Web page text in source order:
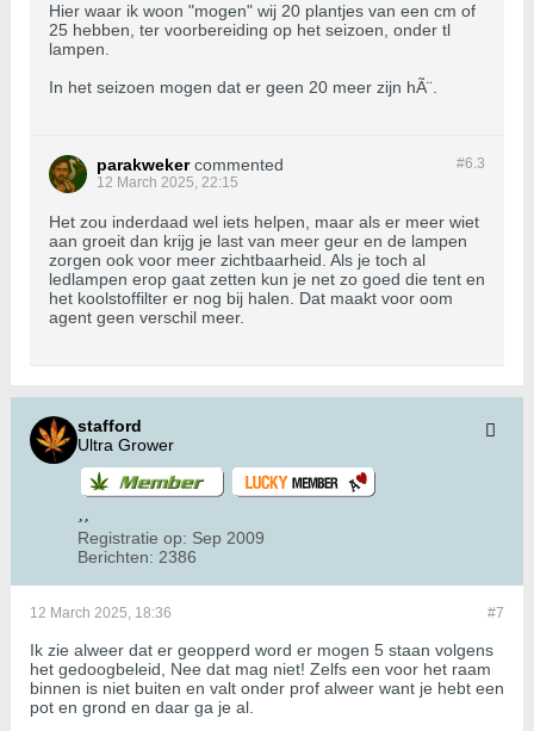
Hier waar ik woon "mogen" wij 20 plantjes van een cm of
25 hebben, ter voorbereiding op het seizoen, onder tl
lampen.
In het seizoen mogen dat er geen 20 meer zijn hÃ¨.
#6.3
parakweker commented
12 March 2025, 22:15
Het zou inderdaad wel iets helpen, maar als er meer wiet
aan groeit dan krijg je last van meer geur en de lampen
zorgen ook voor meer zichtbaarheid. Als je toch al
ledlampen erop gaat zetten kun je net zo goed die tent en
het koolstoffilter er nog bij halen. Dat maakt voor oom
agent geen verschil meer.
stafford
Ultra Grower
Registratie op: Sep 2009
Berichten: 2386
#7
12 March 2025, 18:36
Ik zie alweer dat er geopperd word er mogen 5 staan volgens
het gedoogbeleid, Nee dat mag niet! Zelfs een voor het raam
binnen is niet buiten en valt onder prof alweer want je hebt een
pot en grond en daar ga je al.